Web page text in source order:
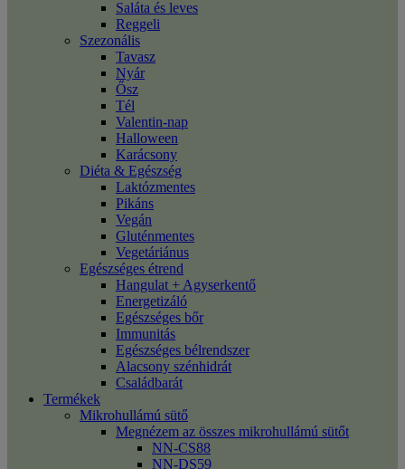
Saláta és leves
Reggeli
Szezonális
Tavasz
Nyár
Ősz
Tél
Valentin-nap
Halloween
Karácsony
Diéta & Egészség
Laktózmentes
Pikáns
Vegán
Gluténmentes
Vegetáriánus
Egészséges étrend
Hangulat + Agyserkentő
Energetizáló
Egészséges bőr
Immunitás
Egészséges bélrendszer
Alacsony szénhidrát
Családbarát
Termékek
Mikrohullámú sütő
Megnézem az összes mikrohullámú sütőt
NN-CS88
NN-DS59